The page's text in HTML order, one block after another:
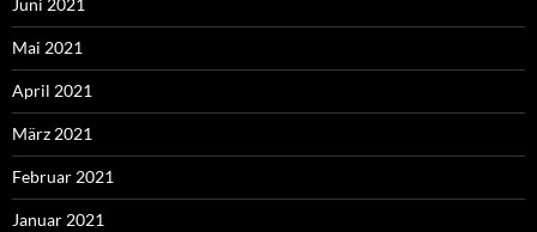
Juni 2021
Mai 2021
April 2021
März 2021
Februar 2021
Januar 2021